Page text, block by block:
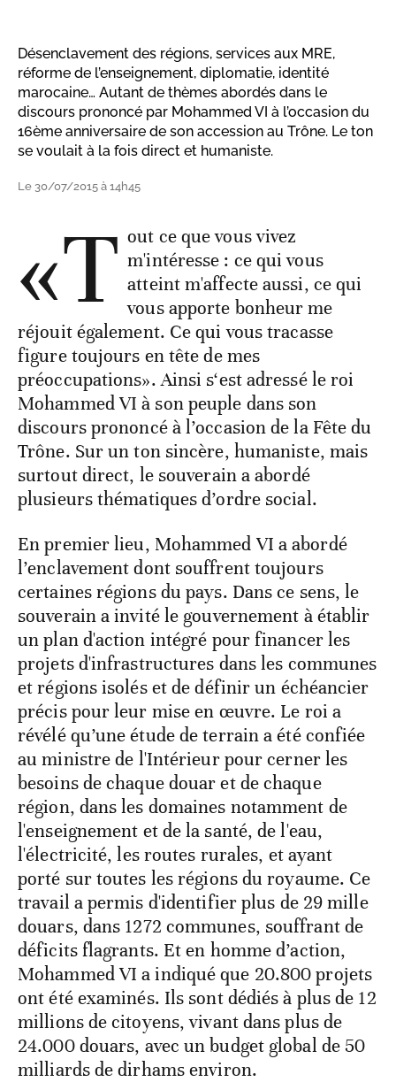
Désenclavement des régions, services aux MRE,
réforme de l’enseignement, diplomatie, identité
marocaine… Autant de thèmes abordés dans le
discours prononcé par Mohammed VI à l’occasion du
16ème anniversaire de son accession au Trône. Le ton
se voulait à la fois direct et humaniste.
Le 30/07/2015 à 14h45
«T out ce que vous vivez
m'intéresse : ce qui vous
atteint m'affecte aussi, ce qui
vous apporte bonheur me
réjouit également. Ce qui vous tracasse
figure toujours en tête de mes
préoccupations». Ainsi s‘est adressé le roi
Mohammed VI à son peuple dans son
discours prononcé à l’occasion de la Fête du
Trône. Sur un ton sincère, humaniste, mais
surtout direct, le souverain a abordé
plusieurs thématiques d’ordre social.
En premier lieu, Mohammed VI a abordé
l’enclavement dont souffrent toujours
certaines régions du pays. Dans ce sens, le
souverain a invité le gouvernement à établir
un plan d'action intégré pour financer les
projets d'infrastructures dans les communes
et régions isolés et de définir un échéancier
précis pour leur mise en œuvre. Le roi a
révélé qu’une étude de terrain a été confiée
au ministre de l'Intérieur pour cerner les
besoins de chaque douar et de chaque
région, dans les domaines notamment de
l'enseignement et de la santé, de l'eau,
l'électricité, les routes rurales, et ayant
porté sur toutes les régions du royaume. Ce
travail a permis d'identifier plus de 29 mille
douars, dans 1272 communes, souffrant de
déficits flagrants. Et en homme d’action,
Mohammed VI a indiqué que 20.800 projets
ont été examinés. Ils sont dédiés à plus de 12
millions de citoyens, vivant dans plus de
24.000 douars, avec un budget global de 50
milliards de dirhams environ.